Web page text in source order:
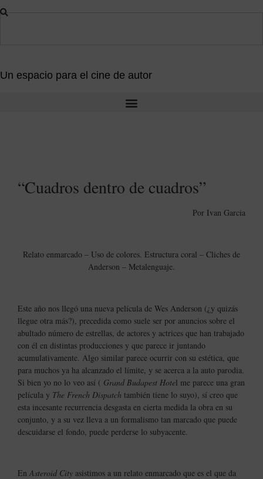
Un espacio para el cine de autor
“Cuadros dentro de cuadros”
Por Ivan Garcia
Relato enmarcado – Uso de colores. Estructura coral – Cliches de
Anderson – Metalenguaje.
Este año nos llegó una nueva película de Wes Anderson (¿y quizás
llegue otra más?), precedida como suele ser por anuncios sobre el
abultado número de estrellas, de actores y actrices que han trabajado
con él en distintas producciones y que parece ir juntando
acumulativamente. Algo similar parece ocurrir con su estética, que
para muchos ya ha alcanzado el límite, y se acerca a la auto parodia.
Si bien yo no lo veo así ( Grand Budapest Hotel me parece una gran
película y The French Dispatch también tiene lo suyo), sí creo que
esta incesante recurrencia desgasta en cierta medida la obra en su
conjunto, y a su vez lleva a un formalismo tan marcado que puede
descuidarse el fondo, puede perderse lo subyacente.
En Asteroid City asistimos a un relato enmarcado que es el que da